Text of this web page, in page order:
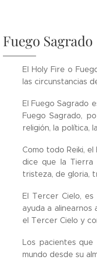
Fuego Sagrado
El Holy Fire o
las circunstancias
El Fuego Sagrado
Fuego Sagrado,
religión, la política,
Como todo Reiki, el
dice que la Tierra
tristeza, de gloria,
El Tercer Cielo,
ayuda a
el Tercer Cielo y
Los pacientes que
mundo desde su